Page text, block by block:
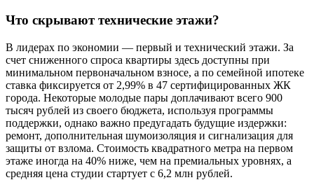
Что скрывают технические этажи?
В лидерах по экономии — первый и технический этажи. За
счет сниженного спроса квартиры здесь доступны при
минимальном первоначальном взносе, а по семейной ипотеке
ставка фиксируется от 2,99% в 47 сертифицированных ЖК
города. Некоторые молодые пары доплачивают всего 900
тысяч рублей из своего бюджета, используя программы
поддержки, однако важно предугадать будущие издержки:
ремонт, дополнительная шумоизоляция и сигнализация для
защиты от взлома. Стоимость квадратного метра на первом
этаже иногда на 40% ниже, чем на премиальных уровнях, а
средняя цена студии стартует с 6,2 млн рублей.